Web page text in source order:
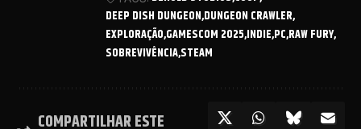
DEEP DISH DUNGEON DUNGEON CRAWLER
EXPLORAÇÃO GAMESCOM 2025 INDIE PC RAW FURY
SOBREVIVÊNCIASTEAM
COMPARTILHAR ESTE